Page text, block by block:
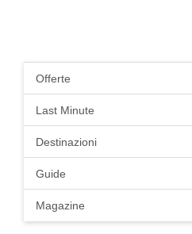
Offerte
Last Minute
Destinazioni
Guide
Magazine